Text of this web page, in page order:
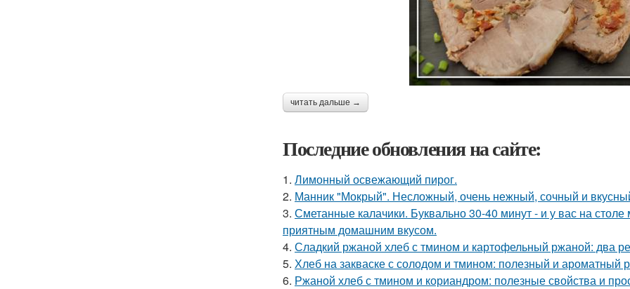
читать дальше →
Последние обновления на сайте:
1. Лимонный освежающий пирог.
2. Манник "Мокрый". Несложный, очень нежный, сочный и
3. Сметанные калачики. Буквально 30-40 минут - и у вас на столе
приятным домашним вкусом.
4. Сладкий ржаной хлеб с тмином и картофельный ржаной: два
5. Хлеб на закваске с солодом и тмином: полезный и ароматный
6. Ржаной хлеб с тмином и кориандром: полезные свойства и